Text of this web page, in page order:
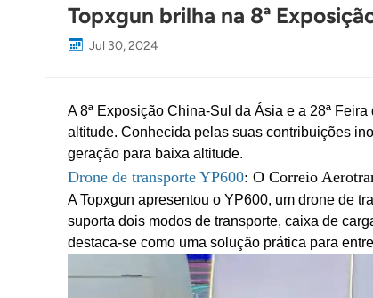
Topxgun brilha na 8ª
Jul 30, 2024
A 8ª Exposição China-Sul da Ásia e a 28ª
altitude. Conhecida pelas suas contribuições
geração para baixa altitude.
Drone de transporte YP600: O Correio
A Topxgun apresentou o YP600, um drone de
suporta dois modos de transporte, caixa de
destaca-se como uma solução prática para